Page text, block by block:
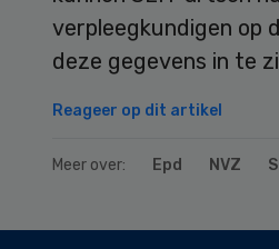
verpleegkundigen op
deze gegevens in te
Reageer op dit artikel
Meer over: Epd NVZ